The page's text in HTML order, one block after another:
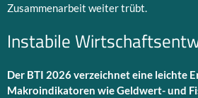
Zusammenarbeit weiter trübt.
Instabile
Der BTI 2026 verzeichnet eine leichte
Makroindikatoren wie Geldwert- und